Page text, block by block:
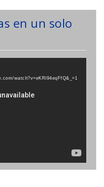
en un solo
watch?v=eKRl94eqFfQ&_=1